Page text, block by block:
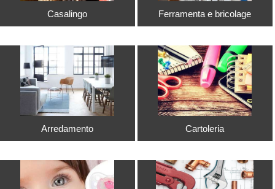
Ferramenta e bricolage
Casalingo
Cartoleria
Arredamento